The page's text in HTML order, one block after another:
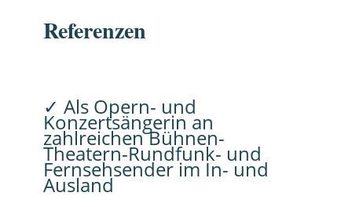
Referenzen
✓ Als Opern- und
Konzertsängerin an
zahlreichen Bühnen-
Theatern-Rundfunk- und
Fernsehsender im In- und
Ausland